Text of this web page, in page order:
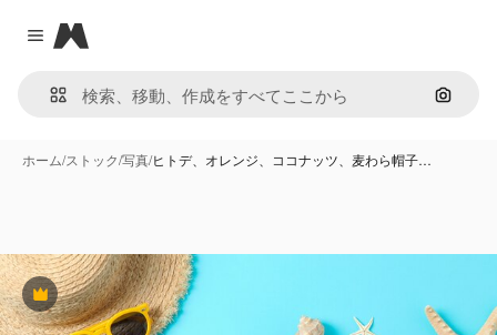
Close menu
Magnific
画像で
ホーム/ストック/写真/ヒトデ、オレンジ、ココナッツ、麦わら帽子…
Premium